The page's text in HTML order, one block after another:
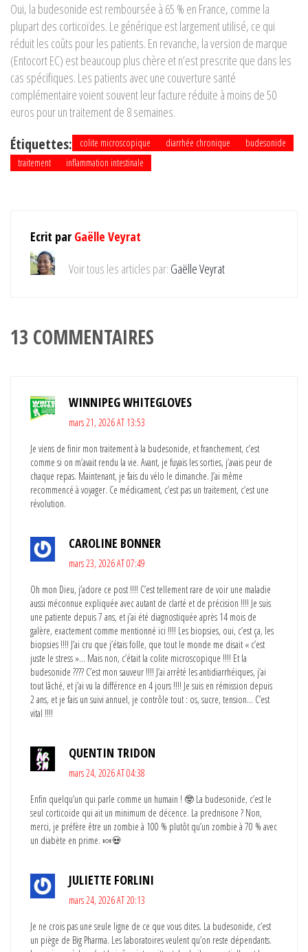
Oui, la budesonide est remboursée à 65 % en France, comme la
plupart des corticoïdes. Le générique est largement utilisé, ce qui
réduit les coûts pour les patients. En revanche, la version de marque
(Entocort EC) est beaucoup plus chère et n’est prescrite que dans les
cas spécifiques. Les patients avec une couverture santé
complémentaire voient souvent leur facture réduite à moins de 50
euros pour un traitement de 8 semaines.
Étiquettes: colite microscopique diarrhée chronique
budesonide
traitement
inflammation intestinale
Ecrit par Gaëlle Veyrat
Voir tous les articles par: Gaëlle Veyrat
13 COMMENTAIRES
WINNIPEG WHITEGLOVES
mars 21, 2026 AT 13:53
Je viens de finir mon traitement à la budesonide, et franchement, c’est
comme si on m’avait rendu la vie. Avant, je fuyais les sorties, j’avais peur de
chaque repas. Maintenant, je fais du vélo le dimanche. J’ai même
recommencé à voyager. Ce médicament, c’est pas un traitement, c’est une
révolution.
CAROLINE BONNER
mars 23, 2026 AT 07:49
Oh mon Dieu, j’adore ce post !!!! C’est tellement rare de voir une maladie
aussi méconnue expliquée avec autant de clarté et de précision !!!! Je suis
une patiente depuis 7 ans, et j’ai été diagnostiquée après 14 mois de
galère, exactement comme mentionné ici !!!! Les biopsies, oui, c’est ça, les
biopsies !!!! J’ai cru que j’étais folle, que tout le monde me disait « c’est
juste le stress »… Mais non, c’était la colite microscopique !!!! Et la
budesonide ???? C’est mon sauveur !!!! J’ai arrêté les antidiarrhéiques, j’ai
tout lâché, et j’ai vu la différence en 4 jours !!!! Je suis en rémission depuis
2 ans, et je fais un suivi annuel, je contrôle tout : os, sucre, tension… C’est
vital !!!!
QUENTIN TRIDON
mars 24, 2026 AT 04:38
Enfin quelqu’un qui parle comme un humain ! 🤓 La budesonide, c’est le
seul corticoïde qui ait un minimum de décence. La prednisone ? Non,
merci, je préfère être un zombie à 100 % plutôt qu’un zombie à 70 % avec
un diabète en prime. 🍬💀
JULIETTE FORLINI
mars 24, 2026 AT 20:13
Je ne crois pas une seule ligne de ce que vous dites. La budesonide, c’est
un piège de Big Pharma. Les laboratoires veulent qu’on reste dépendants.